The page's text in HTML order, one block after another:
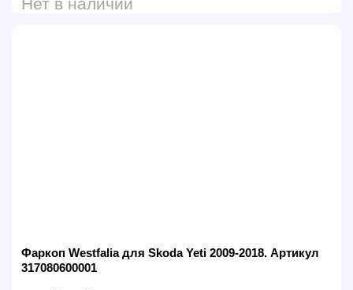
Фаркоп Westfalia для Skoda Yeti 2009-2018. Артикул
317080600001